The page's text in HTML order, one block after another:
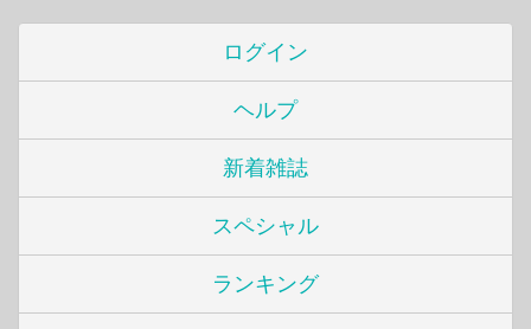
ログイン
ヘルプ
新着雑誌
スペシャル
ランキング